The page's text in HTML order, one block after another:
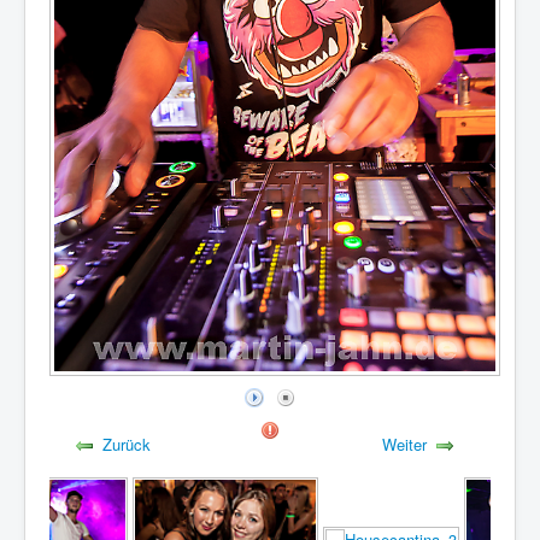
Zurück Weiter